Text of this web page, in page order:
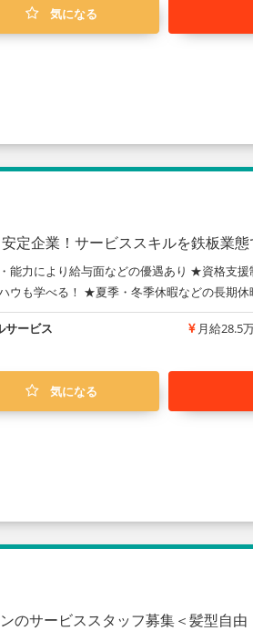
気になる
定企業！サービススキルを鉄板業
能力により給与面などの優遇あり ★資格支
ウも学べる！ ★夏季・冬季休暇などの長期
サービス 月給28.5
気になる
のサービススタッフ募集＜髪型自由